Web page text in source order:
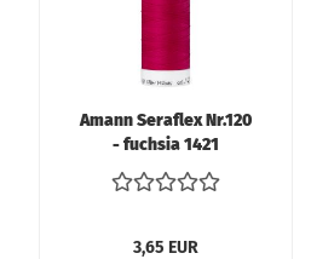
Amann Seraflex Nr.120
- fuchsia 1421
3,65 EUR